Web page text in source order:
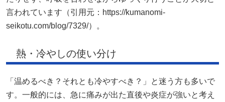
言われています（引用元：https://kumanomi-
seikotu.com/blog/7329/）。
熱・冷やしの使い分け
「温めるべき？それとも冷やすべき？」と迷う方も多いで
す。一般的には、急に痛みが出た直後や炎症が強いと考え